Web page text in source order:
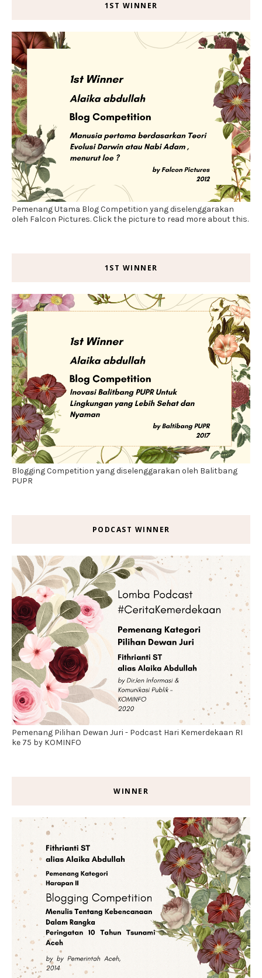
1ST WINNER
Pemenang Utama Blog Competition yang diselenggarakan
oleh Falcon Pictures. Click the picture to read more about this.
1ST WINNER
Blogging Competition yang diselenggarakan oleh Balitbang
PUPR
PODCAST WINNER
Pemenang Pilihan Dewan Juri - Podcast Hari Kemerdekaan RI
ke 75 by KOMINFO
WINNER